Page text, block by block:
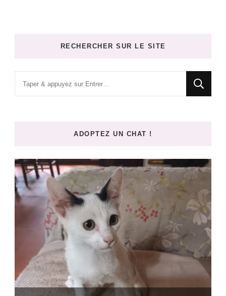
RECHERCHER SUR LE SITE
ADOPTEZ UN CHAT !